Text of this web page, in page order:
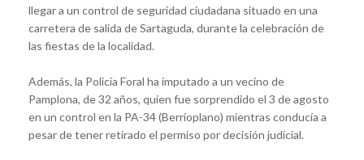
llegar a un control de seguridad ciudadana situado en una
carretera de salida de Sartaguda, durante la celebración de
las fiestas de la localidad.
Además, la Policía Foral ha imputado a un vecino de
Pamplona, de 32 años, quien fue sorprendido el 3 de agosto
en un control en la PA-34 (Berrioplano) mientras conducía a
pesar de tener retirado el permiso por decisión judicial.